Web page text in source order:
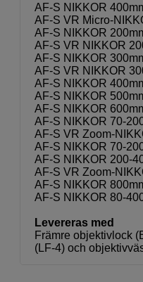
AF-S NIKKOR
AF-S VR Micro-
AF-S NIKKOR
AF-S VR NIKKOR
AF-S NIKKOR
AF-S VR NIKKOR
AF-S NIKKOR
AF-S NIKKOR
AF-S NIKKOR
AF-S NIKKOR 70-
AF-S VR Zoom-
AF-S NIKKOR 70-
AF-S NIKKOR 200-
AF-S VR Zoom-
AF-S NIKKOR
AF-S NIKKOR 80-
Levereras med
Främre objektivlock
(LF-4) och